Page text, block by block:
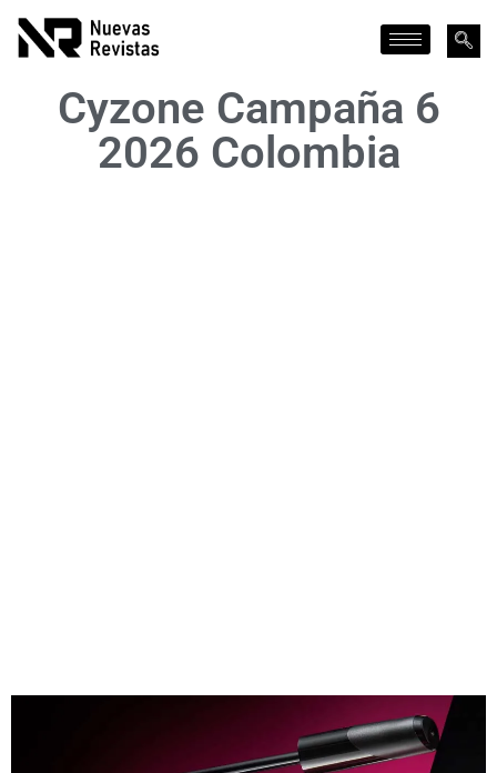
Cyzone Campaña 6
2026 Colombia